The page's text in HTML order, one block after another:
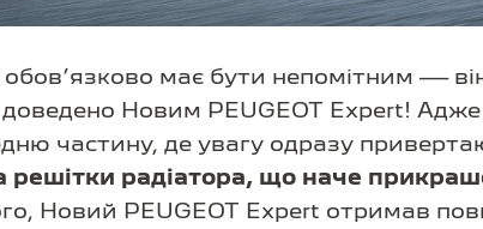
має бути непомітним —
Новим PEUGEOT Expert! Адже
частину, де увагу одразу
решітки радіатора, що наче
Новий PEUGEOT Expert отримав